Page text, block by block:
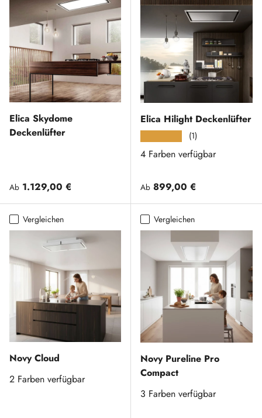
Elica Skydome
Deckenlüfter
Normaler Preis
Ab 1.129,00 €
Elica Hilight Deckenlüfter
(1)
4 Farben verfügbar
Normaler Preis
Ab 899,00 €
Vergleichen
Novy Cloud
2 Farben verfügbar
Vergleichen
Novy Pureline Pro
Compact
3 Farben verfügbar